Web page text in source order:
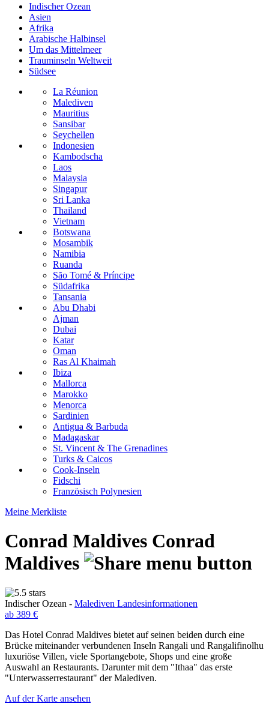
Indischer Ozean
Asien
Afrika
Arabische Halbinsel
Um das Mittelmeer
Trauminseln Weltweit
Südsee
La Réunion
Malediven
Mauritius
Sansibar
Seychellen
Indonesien
Kambodscha
Laos
Malaysia
Singapur
Sri Lanka
Thailand
Vietnam
Botswana
Mosambik
Namibia
Ruanda
São Tomé & Príncipe
Südafrika
Tansania
Abu Dhabi
Ajman
Dubai
Katar
Oman
Ras Al Khaimah
Ibiza
Mallorca
Marokko
Menorca
Sardinien
Antigua & Barbuda
Madagaskar
St. Vincent & The Grenadines
Turks & Caicos
Cook-Inseln
Fidschi
Französisch Polynesien
Meine Merkliste
Conrad Maldives Conrad
Maldives
Indischer Ozean - Malediven Landesinformationen
ab 389 €
Das Hotel Conrad Maldives bietet auf seinen beiden durch eine
Brücke miteinander verbundenen Inseln Rangali und Rangalifinolhu
luxuriöse Villen, viele Sportangebote, Shops und eine große
Auswahl an Restaurants. Darunter mit dem "Ithaa" das erste
"Unterwasserrestaurant" der Malediven.
Auf der Karte ansehen